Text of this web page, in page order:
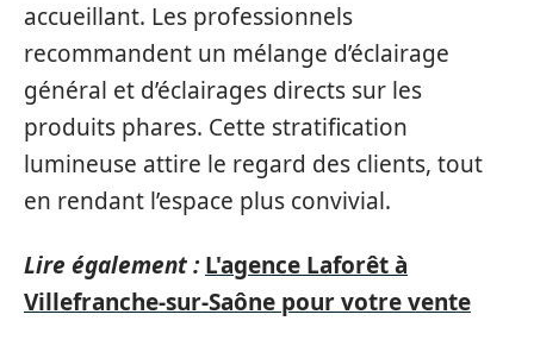
accueillant. Les professionnels
recommandent un mélange d’éclairage
général et d’éclairages directs sur les
produits phares. Cette stratification
lumineuse attire le regard des clients, tout
en rendant l’espace plus convivial.
Lire également : L'agence Laforêt à
Villefranche-sur-Saône pour votre vente